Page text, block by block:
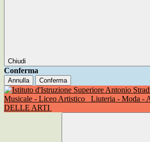
Chiudi
Conferma
Annulla Conferma
Musicale - Liceo Artistico
Liuteria - Moda -
DELLE ARTI